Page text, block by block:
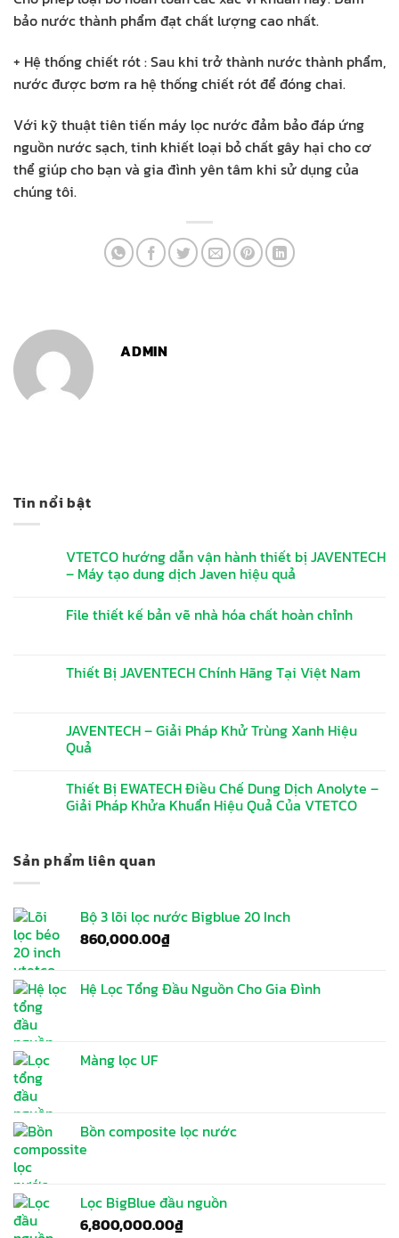
bảo nước thành phẩm đạt chất lượng cao nhất.
+ Hệ thống chiết rót : Sau khi trở thành nước thành phẩm,
nước được bơm ra hệ thống chiết rót để đóng chai.
Với kỹ thuật tiên tiến máy lọc nước đảm bảo đáp ứng
nguồn nước sạch, tinh khiết loại bỏ chất gây hại cho cơ
thể giúp cho bạn và gia đình yên tâm khi sử dụng của
chúng tôi.
ADMIN
Tin nổi bật
VTETCO hướng dẫn vận hành thiết bị JAVENTECH
– Máy tạo dung dịch Javen hiệu quả
File thiết kế bản vẽ nhà hóa chất hoàn chỉnh
Thiết Bị JAVENTECH Chính Hãng Tại Việt Nam
JAVENTECH – Giải Pháp Khử Trùng Xanh Hiệu
Quả
Thiết Bị EWATECH Điều Chế Dung Dịch Anolyte –
Giải Pháp Khửa Khuẩn Hiệu Quả Của VTETCO
Sản phẩm liên quan
Bộ 3 lõi lọc nước Bigblue 20 Inch
860,000.00₫
Hệ Lọc Tổng Đầu Nguồn Cho Gia Đình
Màng lọc UF
Bồn composite lọc nước
Lọc BigBlue đầu nguồn
6,800,000.00₫